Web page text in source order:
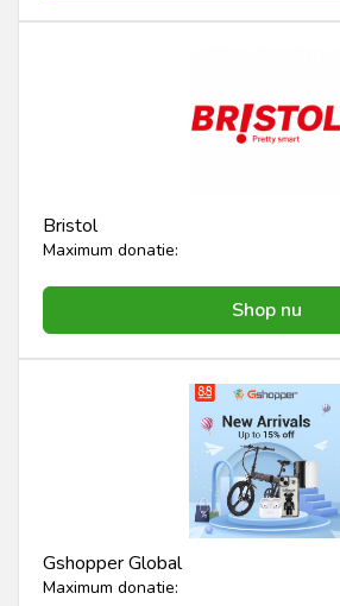
Bristol
Maximum donatie:
Shop nu
Gshopper Global
Maximum donatie: